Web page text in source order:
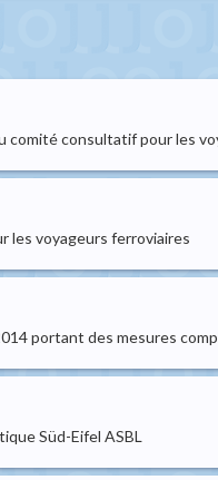
consultatif pour les
les voyageurs ferroviaires
portant des mesures
Süd-Eifel ASBL